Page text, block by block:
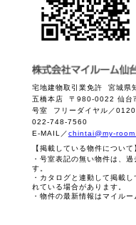
宅地建物取引業免許 宮城県
五橋本店 〒980-0022 仙台
号室 フリーダイヤル／
022-748-7560
E-MAIL／chintai@my-
【掲載している物件について
・号室表記の無い物件は、
す。
・カタログと連動して掲載
れている場合があります。
・物件の最新情報はマイル